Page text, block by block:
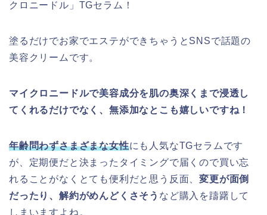
クロニードル」TGセラム！
塗るだけでお家でエステができちゃうとSNSで話題の
美容クリームです。
マイクロニードルで美容成分を肌の奥深くまで浸透し
てくれるだけでなく、無添加なとこも嬉しいですね！
年齢問わずさまざまな女性にも人気なTGセラムです
が、定期便だと決まったタイミングで届くので買い忘
れることがなくとても便利だと思う反面、変更が面倒
だったり、解約がめんどくさそう など購入を躊躇して
しまいますよね。